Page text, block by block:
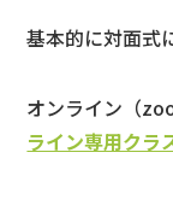
基本的に対面式
オンライン（
ライン専用クラ